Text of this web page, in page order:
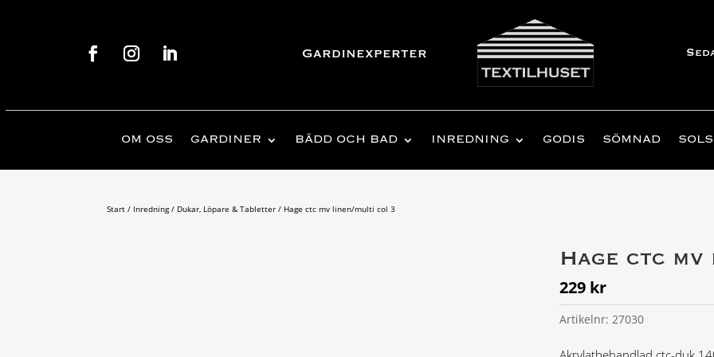
Gardinexperter
OM OSS GARDINER BÄDD OCH BAD INREDNING GODIS SÖMNAD
Start / Inredning/ Dukar, Löpare & Tabletter / Hage ctc mv linen/multi col 3
Hage ctc
229 kr
Artikelnr: 27030